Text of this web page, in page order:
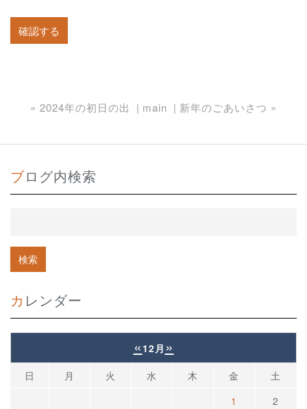
« 2024年の初日の出 main 新年のごあいさつ »
ブログ内検索
カレンダー
« 12月 »
日 月 火 水 木 金
土
1
2